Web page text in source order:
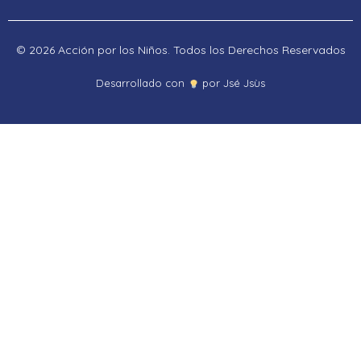
Desarrollado con por Jsé Jsùs
© 2026 Acción por los Niños. Todos los Derechos Reservados
Please be advised that LiteSpeed Technologies Inc. is not a web